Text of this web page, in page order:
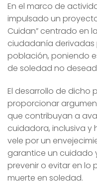
En el marco de
impulsado un
Cuidan” centrado en
ciudadanía derivadas
población, poniendo
de soledad no
El desarrollo de dicho
proporcionar
que contribuyan a
cuidadora, inclusiva
vele por un
garantice un cuidado
prevenir o evitar en lo
muerte en soledad.